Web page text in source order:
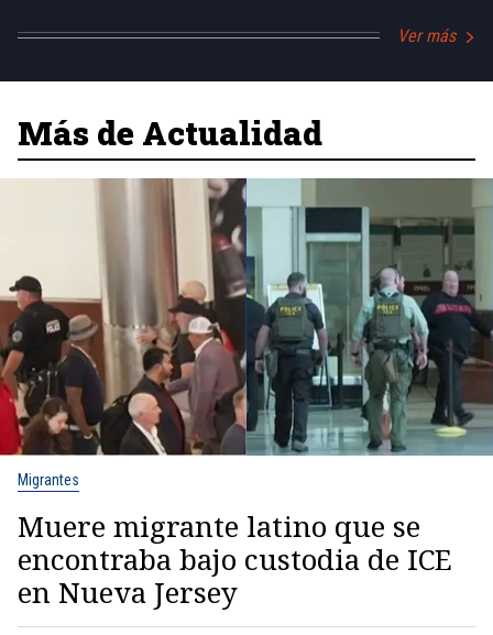
Ver más
Más de Actualidad
Migrantes
Muere migrante latino que se
encontraba bajo custodia de ICE
en Nueva Jersey